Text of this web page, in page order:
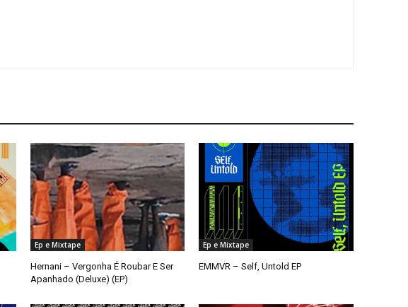
Ep e Mixtape
Hernani – Vergonha É Roubar E Ser
Apanhado (Deluxe) (EP)
Ep e Mixtape
EMMVR – Self, Untold EP